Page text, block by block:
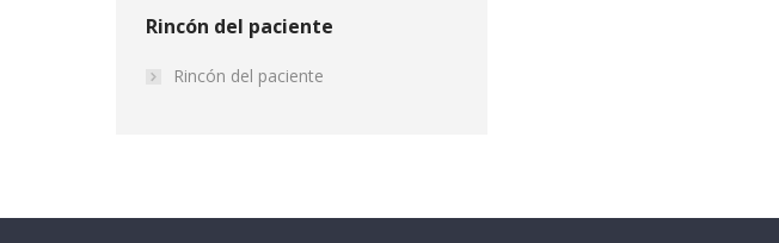
Rincón del paciente
Rincón del paciente